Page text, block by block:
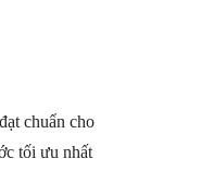
chuẩn cho
tối ưu nhất